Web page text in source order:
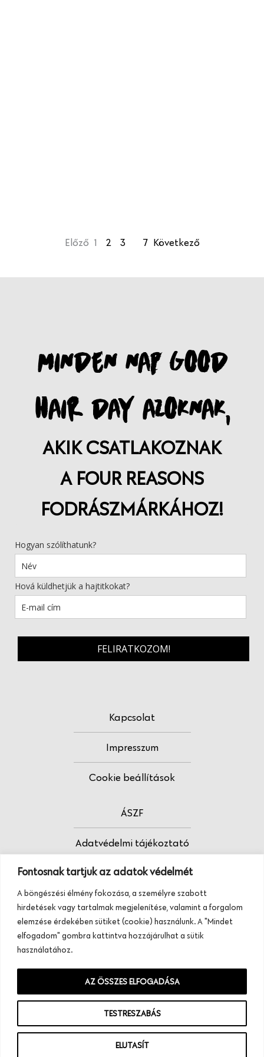
Fontosnak tartjuk az adatok védelmét
A böngészési élmény fokozása, a személyre szabott
hirdetések vagy tartalmak megjelenítése, valamint a forgalom
elemzése érdekében sütiket (cookie) használunk. A "Mindet
elfogadom" gombra kattintva hozzájárulhat a sütik
használatához.
TESTRESZABÁS
ELUTASÍT
AZ ÖSSZES ELFOGADÁSA
Előző 1 2 3 7 Következő
MINDEN NAP GOOD
HAIR DAY AZOKNAK,
AKIK CSATLAKOZNAK
A FOUR REASONS
FODRÁSZMÁRKÁHOZ!
Hogyan szólíthatunk?
Hová küldhetjük a hajtitkokat?
FELIRATKOZOM!
Kapcsolat
Impresszum
Cookie beállítások
ÁSZF
Adatvédelmi tájékoztató
Fodrász vagy?
Tudj meg többet termékeinkről, szolgáltatásainkról.
Hívj minket, vagy üzenj nekünk ezen a
telefonszámon:
+36 20 945 84 74